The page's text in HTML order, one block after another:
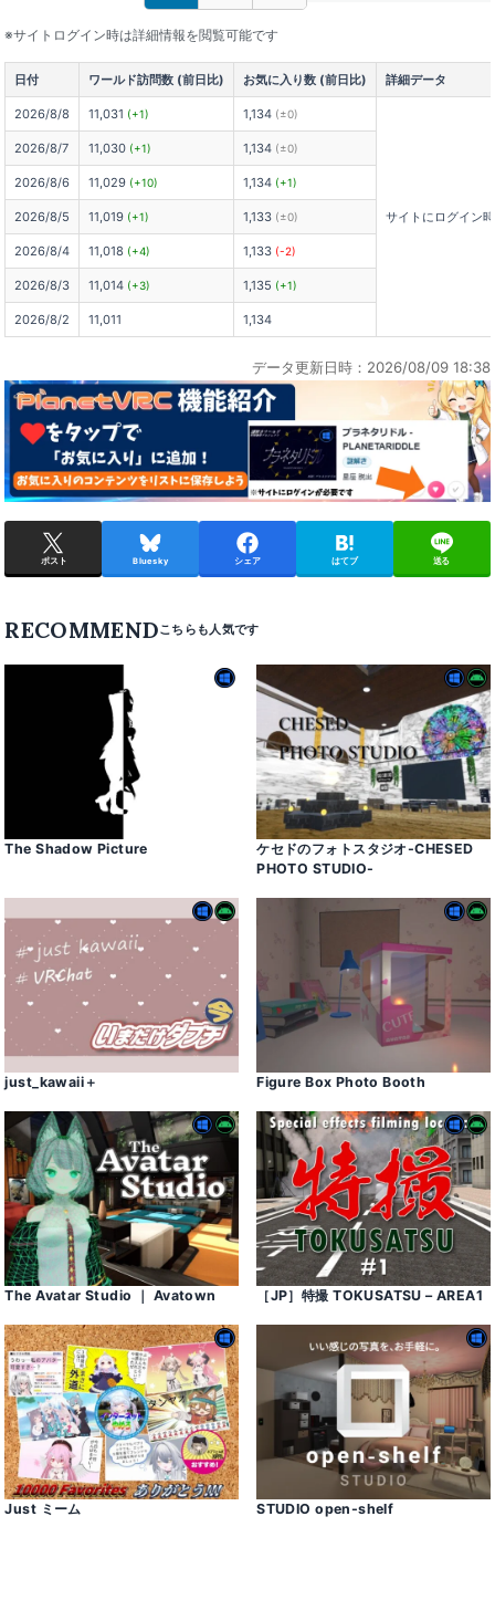
※サイトログイン時は詳細情報を閲覧可能です
日付 ワールド訪問数 (前日比) お気に入り数 (前日比) 詳細データ
2026/8/8 11,031 (+1) 1,134 (±0)
サイトにログイン
2026/8/7 11,030 (+1) 1,134 (±0)
2026/8/6 11,029 (+10) 1,134 (+1)
2026/8/5 11,019 (+1) 1,133 (±0)
2026/8/4 11,018 (+4) 1,133 (-2)
2026/8/3 11,014 (+3) 1,135 (+1)
2026/8/2 11,011 1,134
データ更新日時：2026/08/09 18:38
ポスト Bluesky シェア はてブ 送る
RECOMMEND
The Shadow Picture
ケセドのフォトスタジオ-CHESED
PHOTO STUDIO-
just_kawaii＋ Figure Box Photo Booth
The Avatar Studio ｜ Avatown ［JP］特撮 TOKUSATSU – AREA1
Just ミーム STUDIO open-shelf